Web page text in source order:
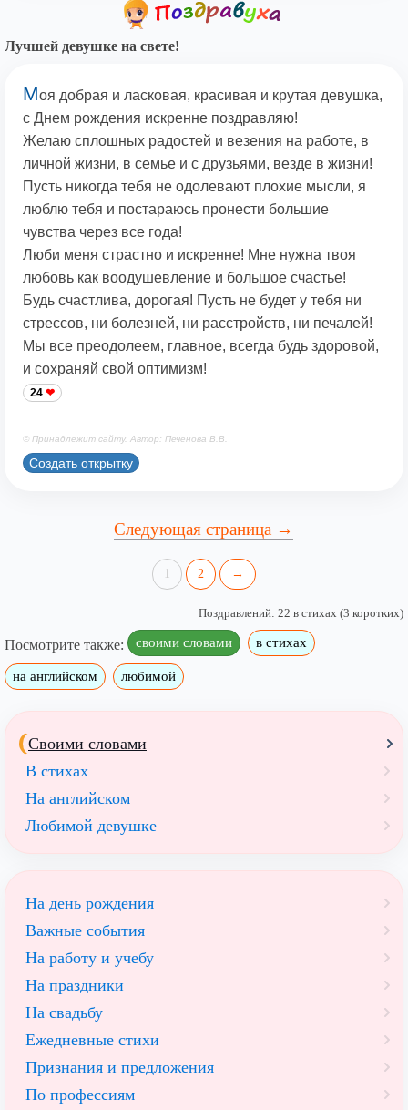
Лучшей девушке на свете!
Моя добрая и ласковая, красивая и крутая девушка,
с Днем рождения искренне поздравляю!
Желаю сплошных радостей и везения на работе, в
личной жизни, в семье и с друзьями, везде в жизни!
Пусть никогда тебя не одолевают плохие мысли, я
люблю тебя и постараюсь пронести большие
чувства через все года!
Люби меня страстно и искренне! Мне нужна твоя
любовь как воодушевление и большое счастье!
Будь счастлива, дорогая! Пусть не будет у тебя ни
стрессов, ни болезней, ни расстройств, ни печалей!
Мы все преодолеем, главное, всегда будь здоровой,
и сохраняй свой оптимизм!
24
© Принадлежит сайту. Автор: Печенова В.В.
Создать открытку
Следующая страница →
1 2 →
Поздравлений: 22 в стихах (3 коротких)
Посмотрите также: своими словами в стихах
на английском любимой
Своими словами
В стихах
На английском
Любимой девушке
На день рождения
Важные события
На работу и учебу
На праздники
На свадьбу
Ежедневные стихи
Признания и предложения
По профессиям